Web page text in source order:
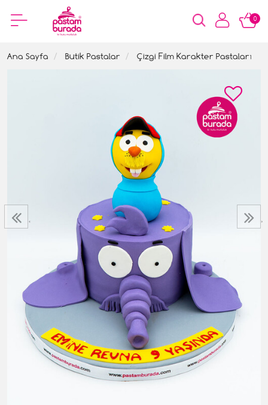
0
Ana Sayfa Butik Pastalar Çizgi Film Karakter Pastaları
‹ ›